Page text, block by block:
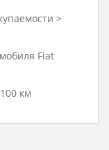
>
Fiat
км